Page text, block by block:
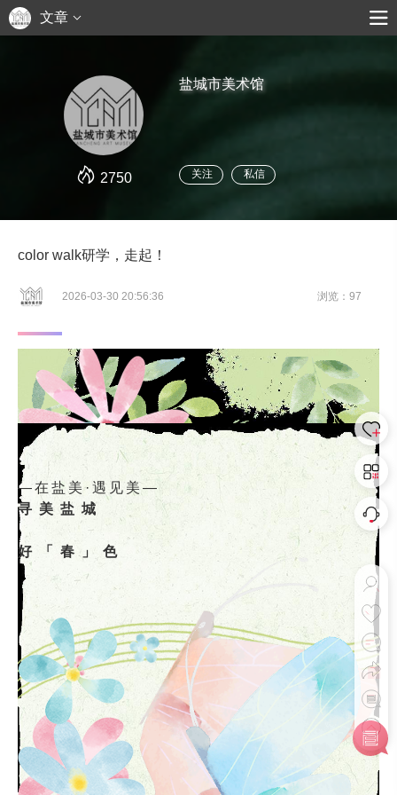
文章
2750
盐城市美术馆
关注 私信
color walk研学，走起！
2026-03-30 20:56:36 浏览：97
寻美盐城
好「春」色
—在盐美·遇见美—